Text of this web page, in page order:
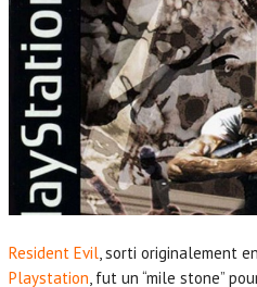
Resident Evil, sorti originalement
Playstation, fut un “mile stone”